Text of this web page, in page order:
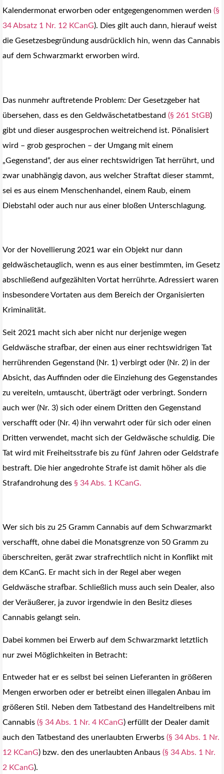
Kalendermonat erworben oder entgegengenommen werden (§
34 Absatz 1 Nr. 12 KCanG). Dies gilt auch dann, hierauf weist
die Gesetzesbegründung ausdrücklich hin, wenn das Cannabis
auf dem Schwarzmarkt erworben wird.
Das nunmehr auftretende Problem: Der Gesetzgeber hat
übersehen, dass es den Geldwäschetatbestand (§ 261 StGB)
gibt und dieser ausgesprochen weitreichend ist. Pönalisiert
wird – grob gesprochen – der Umgang mit einem
„Gegenstand“, der aus einer rechtswidrigen Tat herrührt, und
zwar unabhängig davon, aus welcher Straftat dieser stammt,
sei es aus einem Menschenhandel, einem Raub, einem
Diebstahl oder auch nur aus einer bloßen Unterschlagung.
Vor der Novellierung 2021 war ein Objekt nur dann
geldwäschetauglich, wenn es aus einer bestimmten, im Gesetz
abschließend aufgezählten Vortat herrührte. Adressiert waren
insbesondere Vortaten aus dem Bereich der Organisierten
Kriminalität.
Seit 2021 macht sich aber nicht nur derjenige wegen
Geldwäsche strafbar, der einen aus einer rechtswidrigen Tat
herrührenden Gegenstand (Nr. 1) verbirgt oder (Nr. 2) in der
Absicht, das Auffinden oder die Einziehung des Gegenstandes
zu vereiteln, umtauscht, überträgt oder verbringt. Sondern
auch wer (Nr. 3) sich oder einem Dritten den Gegenstand
verschafft oder (Nr. 4) ihn verwahrt oder für sich oder einen
Dritten verwendet, macht sich der Geldwäsche schuldig. Die
Tat wird mit Freiheitsstrafe bis zu fünf Jahren oder Geldstrafe
bestraft. Die hier angedrohte Strafe ist damit höher als die
Strafandrohung des § 34 Abs. 1 KCanG.
Wer sich bis zu 25 Gramm Cannabis auf dem Schwarzmarkt
verschafft, ohne dabei die Monatsgrenze von 50 Gramm zu
überschreiten, gerät zwar strafrechtlich nicht in Konflikt mit
dem KCanG. Er macht sich in der Regel aber wegen
Geldwäsche strafbar. Schließlich muss auch sein Dealer, also
der Veräußerer, ja zuvor irgendwie in den Besitz dieses
Cannabis gelangt sein.
Dabei kommen bei Erwerb auf dem Schwarzmarkt letztlich
nur zwei Möglichkeiten in Betracht:
Entweder hat er es selbst bei seinen Lieferanten in größeren
Mengen erworben oder er betreibt einen illegalen Anbau im
größeren Stil. Neben dem Tatbestand des Handeltreibens mit
Cannabis (§ 34 Abs. 1 Nr. 4 KCanG) erfüllt der Dealer damit
auch den Tatbestand des unerlaubten Erwerbs (§ 34 Abs. 1 Nr.
12 KCanG) bzw. den des unerlaubten Anbaus (§ 34 Abs. 1 Nr.
2 KCanG).